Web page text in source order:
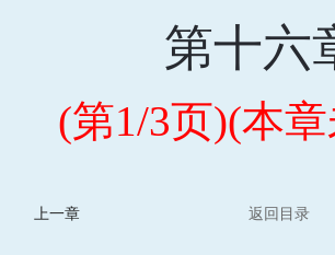
第十六
(第1/3页)(本
上一章 返回目录